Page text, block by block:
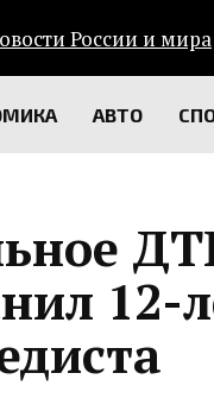
АВТО
12-